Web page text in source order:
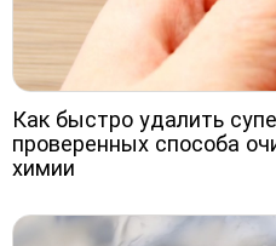
Как быстро удалить
проверенных способа
химии